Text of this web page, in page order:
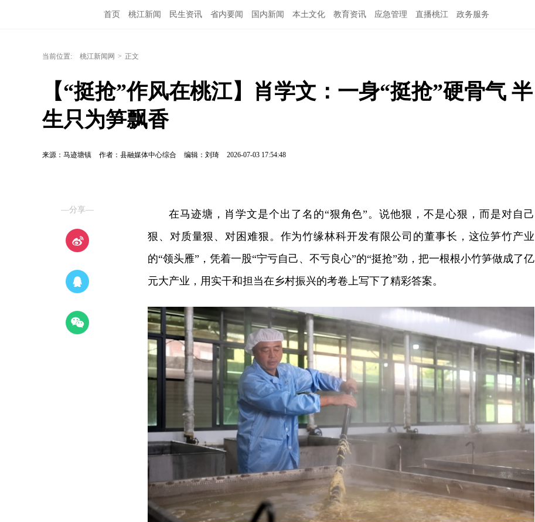
首页 桃江新闻 民生资讯 省内要闻 国内新闻 本土文化 教育资讯 应急管理 直播桃江 政务服务
当前位置: 桃江新闻网 > 正文
【“挺抢”作风在桃江】肖学文：一身“挺抢”硬骨气 半
生只为笋飘香
来源：马迹塘镇 作者：县融媒体中心综合 编辑：刘琦 2026-07-03 17:54:48
—分享—
在马迹塘，肖学文是个出了名的“狠角色”。说他狠，不是心狠，而是对自己
狠、对质量狠、对困难狠。作为竹缘林科开发有限公司的董事长，这位笋竹产业
的“领头雁”，凭着一股“宁亏自己、不亏良心”的“挺抢”劲，把一根根小竹笋做成了亿
元大产业，用实干和担当在乡村振兴的考卷上写下了精彩答案。